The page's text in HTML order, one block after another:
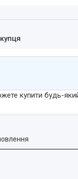
купити будь-